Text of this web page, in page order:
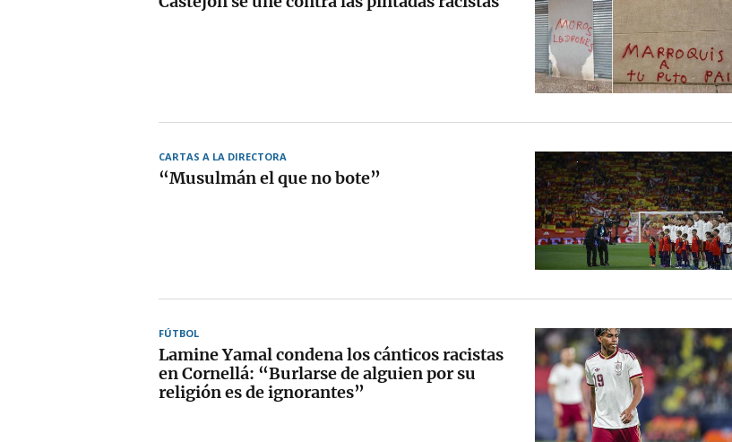
CARTAS A LA DIRECTORA
“Musulmán el que no bote”
FÚTBOL
Lamine Yamal condena los cánticos racistas
en Cornellá: “Burlarse de alguien por su
religión es de ignorantes”